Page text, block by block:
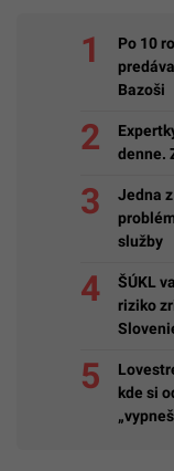
Po 10
Bazoši
denne.
Jedna
služby
ŠÚKL
riziko
kde si